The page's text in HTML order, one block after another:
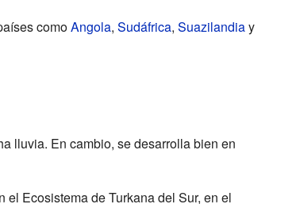
comoAngola, Sudáfrica, Suazilandiay
lluvia. En cambio, se desarrolla bien en
Ecosistema de Turkana del Sur, en el